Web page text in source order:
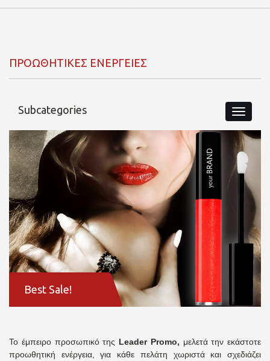
ΠΡΟΩΘΗΤΙΚΕΣ ΕΝΕΡΓΕΙΕΣ
Subcategories
Best Sale!
Το έμπειρο προσωπικό της Leader Promo, μελετά την εκάστοτε
προωθητική ενέργεια, για κάθε πελάτη χωριστά και σχεδιάζει